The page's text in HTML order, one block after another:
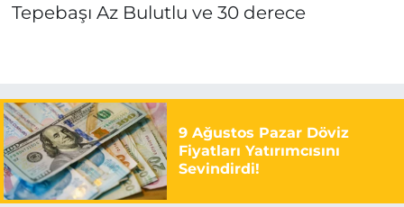
Tepebaşı Az Bulutlu ve 30 derece
9 Ağustos Pazar Döviz
Fiyatları Yatırımcısını
Sevindirdi!